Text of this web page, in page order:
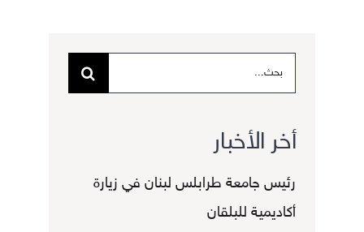
البحث
عن:
أخر الأخبار
رئيس جامعة طرابلس لبنان في زيارة
أكاديمية للبلقان